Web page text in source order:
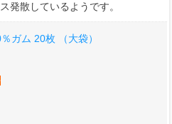
発散しているようです。
ガム 20枚 （大袋）